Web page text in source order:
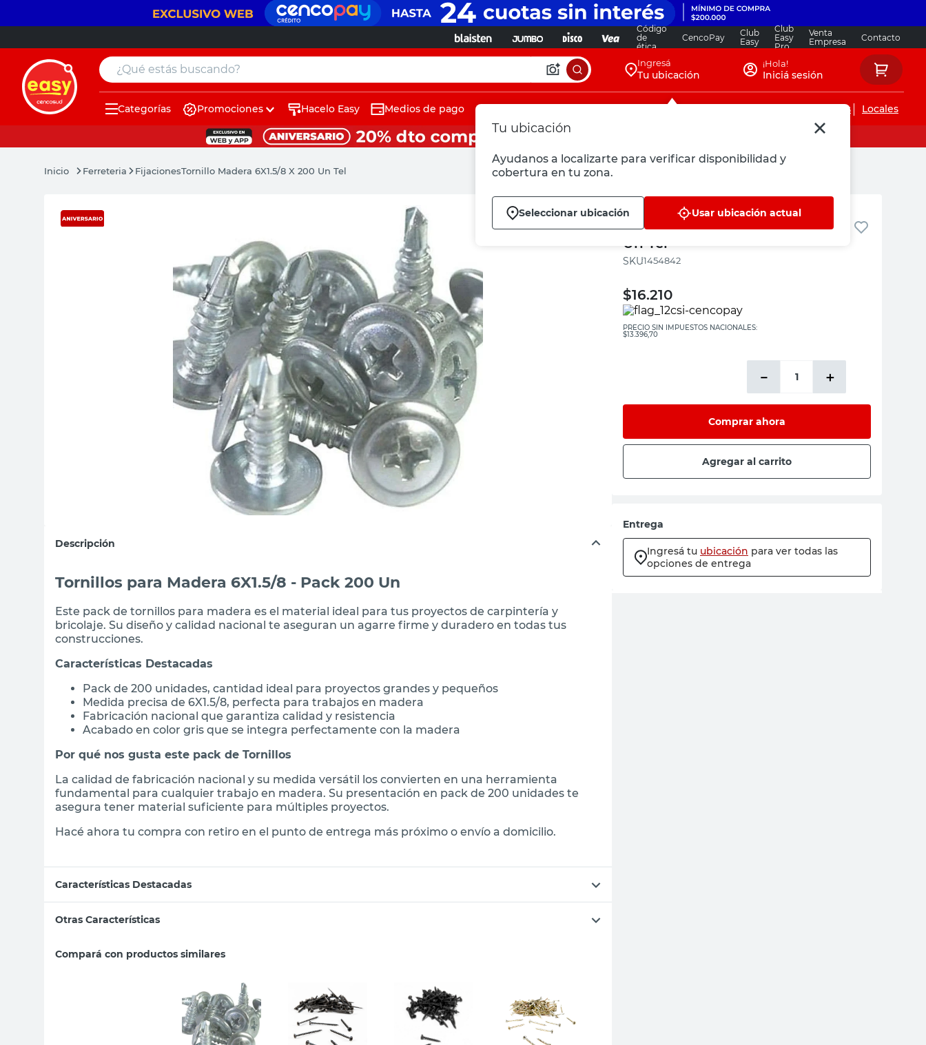
Código
de
ética
CencoPay
Club
Easy
Club
Easy
Pro
Venta
Empresa
Contacto
¿Qué estás buscando? Ingresá
Tu ubicación
Tu ubicación
Ayudanos a localizarte para verificar disponibilidad y
cobertura en tu zona.
Seleccionar ubicación Usar ubicación actual
¡Hola!
Iniciá sesión
Categorías Promociones Hacelo Easy Medios de pago Servicios de instalaciones Locales
Ferreteria FijacionesTornillo Madera 6X1.5/8 X 200 Un Tel
Descripción
Tornillos para Madera 6X1.5/8 - Pack 200 Un
Este pack de tornillos para madera es el material ideal para tus proyectos de carpintería y
bricolaje. Su diseño y calidad nacional te aseguran un agarre firme y duradero en todas tus
construcciones.
Características Destacadas
Pack de 200 unidades, cantidad ideal para proyectos grandes y pequeños
Medida precisa de 6X1.5/8, perfecta para trabajos en madera
Fabricación nacional que garantiza calidad y resistencia
Acabado en color gris que se integra perfectamente con la madera
Por qué nos gusta este pack de Tornillos
La calidad de fabricación nacional y su medida versátil los convierten en una herramienta
fundamental para cualquier trabajo en madera. Su presentación en pack de 200 unidades te
asegura tener material suficiente para múltiples proyectos.
Hacé ahora tu compra con retiro en el punto de entrega más próximo o envío a domicilio.
Características Destacadas
Otras Características
Compará con productos similares
TEL
Tornillo Madera 6X1.5/8 X 200
Un Tel
:1454842
$16.210
PRECIO SIN IMPUESTOS NACIONALES:
$13.396,70
＋
－
Comprar ahora
Agregar al carrito
Entrega
Ingresá tu ubicación para ver todas las
opciones de entrega
muebles